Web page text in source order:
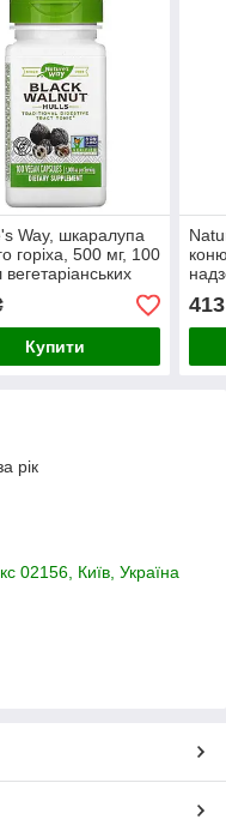
Way, шкаралупа
горіха, 500 мг, 100
вегетаріанських
Купити
413
рік
02156, Київ, Україна